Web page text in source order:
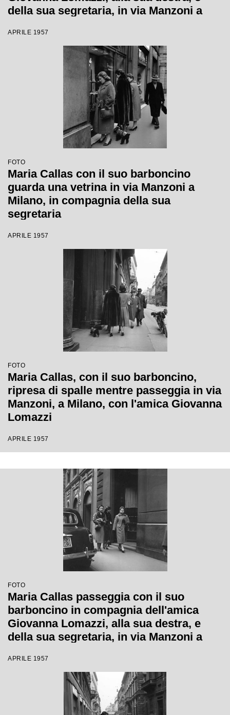
della sua segretaria, in via Manzoni a
APRILE 1957
FOTO
Maria Callas con il suo barboncino
guarda una vetrina in via Manzoni a
Milano, in compagnia della sua
segretaria
APRILE 1957
FOTO
Maria Callas, con il suo barboncino,
ripresa di spalle mentre passeggia in via
Manzoni, a Milano, con l'amica Giovanna
Lomazzi
APRILE 1957
FOTO
Maria Callas passeggia con il suo
barboncino in compagnia dell'amica
Giovanna Lomazzi, alla sua destra, e
della sua segretaria, in via Manzoni a
APRILE 1957